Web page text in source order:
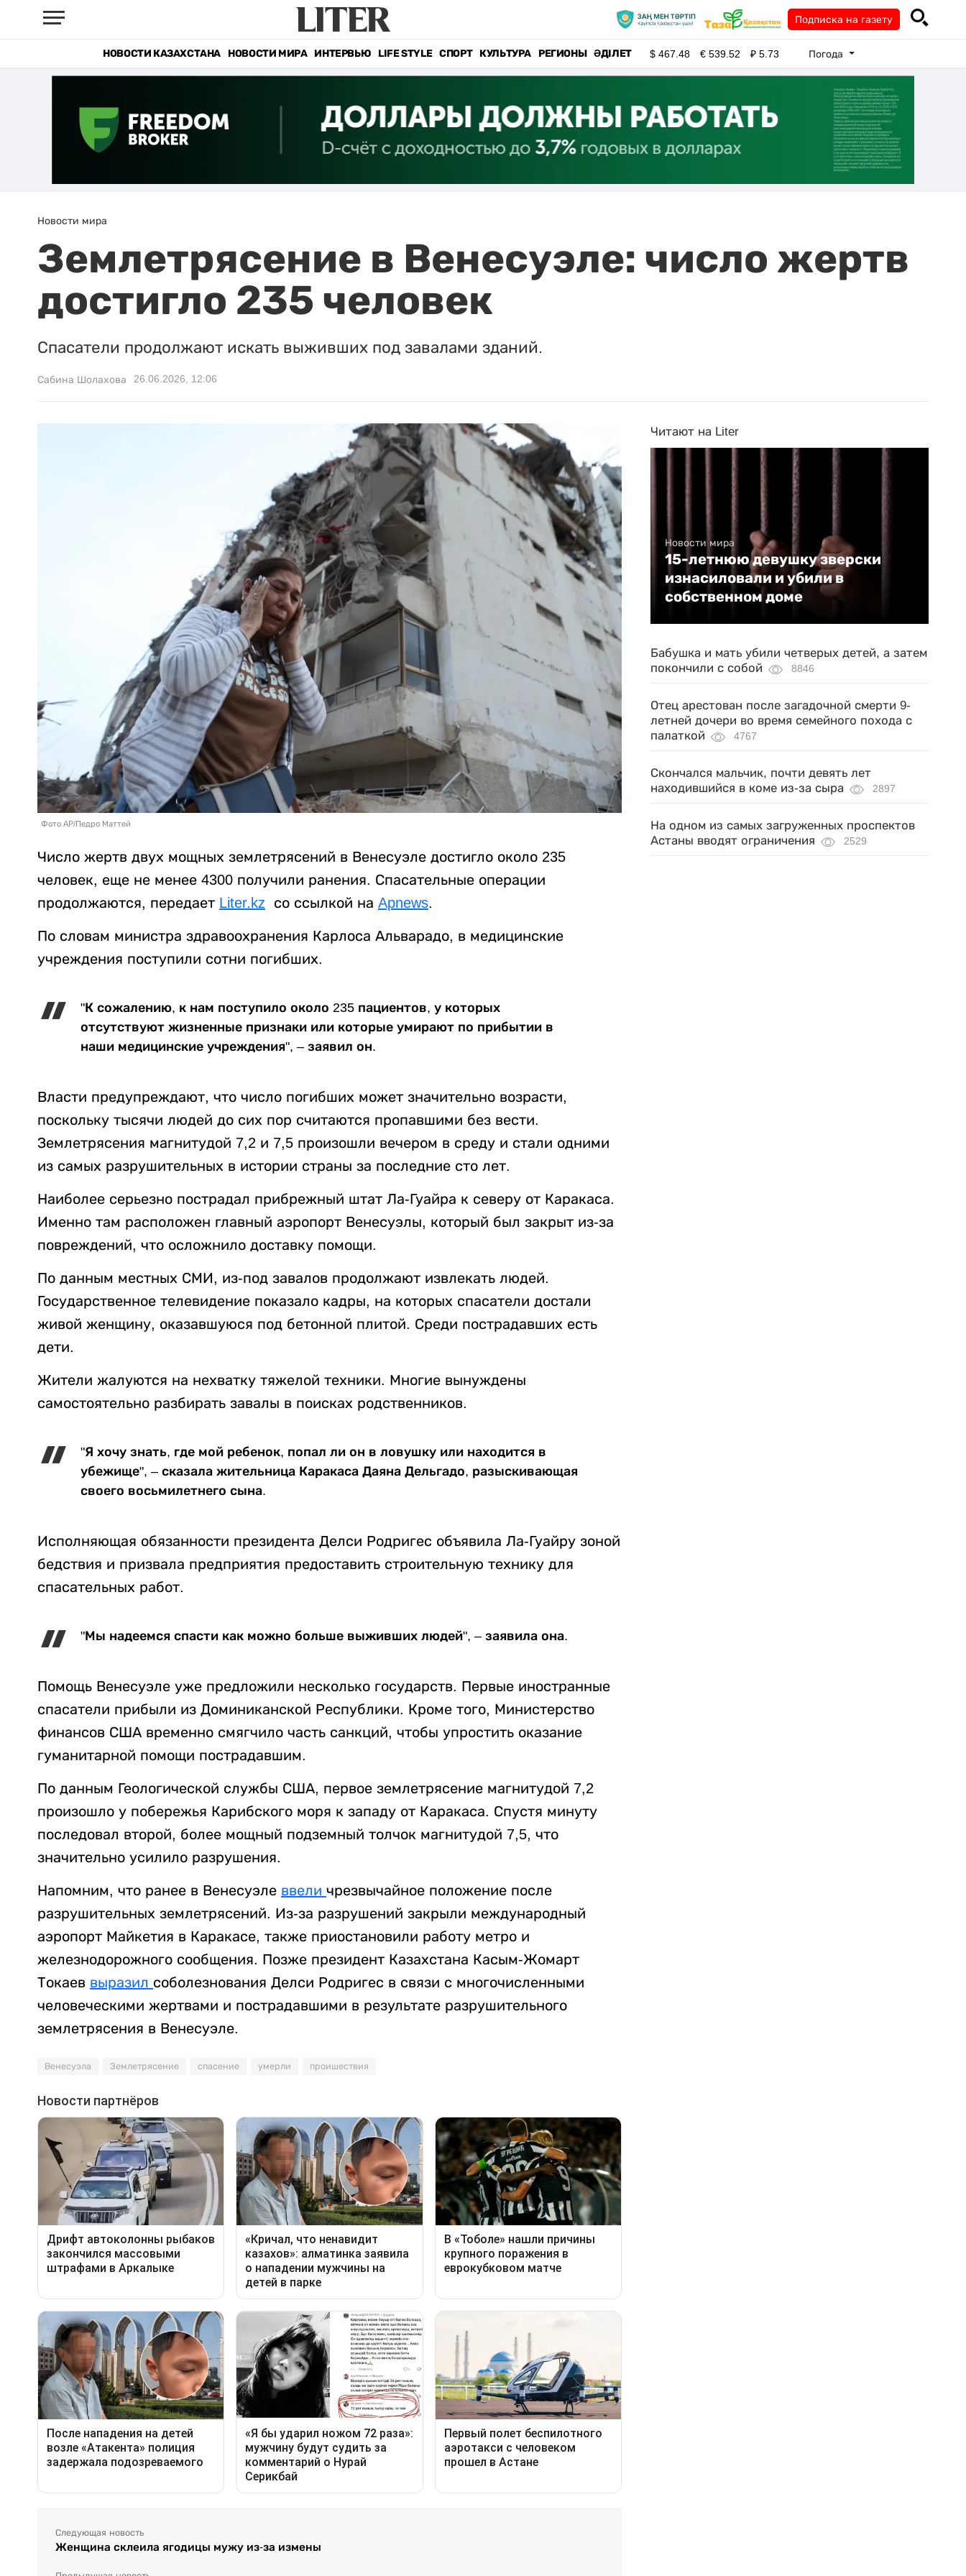
Подписка на газету
НОВОСТИ КАЗАХСТАНА НОВОСТИ МИРА ИНТЕРВЬЮ LIFE STYLE СПОРТ КУЛЬТУРА РЕГИОНЫ ӘДІЛЕТ $467.48 €539.52 ₽5.73 Погода
Новости мира
Землетрясение в Венесуэле: число жертв
достигло 235 человек
Спасатели продолжают искать выживших под завалами зданий.
Сабина Шолахова 26.06.2026, 12:06
Фото AP/Педро Маттей
Число жертв двух мощных землетрясений в Венесуэле достигло около 235
человек, еще не менее 4300 получили ранения. Спасательные операции
продолжаются, передает Liter.kz со ссылкой на Apnews.
По словам министра здравоохранения Карлоса Альварадо, в медицинские
учреждения поступили сотни погибших.
"К сожалению, к нам поступило около 235 пациентов, у которых
отсутствуют жизненные признаки или которые умирают по прибытии в
наши медицинские учреждения", – заявил он.
Власти предупреждают, что число погибших может значительно возрасти,
поскольку тысячи людей до сих пор считаются пропавшими без вести.
Землетрясения магнитудой 7,2 и 7,5 произошли вечером в среду и стали одними
из самых разрушительных в истории страны за последние сто лет.
Наиболее серьезно пострадал прибрежный штат Ла-Гуайра к северу от Каракаса.
Именно там расположен главный аэропорт Венесуэлы, который был закрыт из-за
повреждений, что осложнило доставку помощи.
По данным местных СМИ, из-под завалов продолжают извлекать людей.
Государственное телевидение показало кадры, на которых спасатели достали
живой женщину, оказавшуюся под бетонной плитой. Среди пострадавших есть
дети.
Жители жалуются на нехватку тяжелой техники. Многие вынуждены
самостоятельно разбирать завалы в поисках родственников.
"Я хочу знать, где мой ребенок, попал ли он в ловушку или находится в
убежище", – сказала жительница Каракаса Даяна Дельгадо, разыскивающая
своего восьмилетнего сына.
Исполняющая обязанности президента Делси Родригес объявила Ла-Гуайру зоной
бедствия и призвала предприятия предоставить строительную технику для
спасательных работ.
"Мы надеемся спасти как можно больше выживших людей", – заявила она.
Помощь Венесуэле уже предложили несколько государств. Первые иностранные
спасатели прибыли из Доминиканской Республики. Кроме того, Министерство
финансов США временно смягчило часть санкций, чтобы упростить оказание
гуманитарной помощи пострадавшим.
По данным Геологической службы США, первое землетрясение магнитудой 7,2
произошло у побережья Карибского моря к западу от Каракаса. Спустя минуту
последовал второй, более мощный подземный толчок магнитудой 7,5, что
значительно усилило разрушения.
Напомним, что ранее в Венесуэле ввели чрезвычайное положение после
разрушительных землетрясений. Из-за разрушений закрыли международный
аэропорт Майкетия в Каракасе, также приостановили работу метро и
железнодорожного сообщения. Позже президент Казахстана Касым-Жомарт
Токаев выразил соболезнования Делси Родригес в связи с многочисленными
человеческими жертвами и пострадавшими в результате разрушительного
землетрясения в Венесуэле.
Венесуэла Землетрясение спасение умерли проишествия
Следующая новость
Женщина склеила ягодицы мужу из-за измены
Читают на Liter
Новости мира
15-летнюю девушку зверски
изнасиловали и убили в
собственном доме
Бабушка и мать убили четверых детей, а затем
покончили с собой
8846
Отец арестован после загадочной смерти 9-
летней дочери во время семейного похода с
палаткой
4767
Скончался мальчик, почти девять лет
находившийся в коме из-за сыра
2897
На одном из самых загруженных проспектов
Астаны вводят ограничения
2529